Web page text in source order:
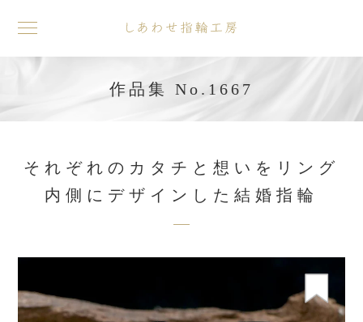
toggle
navigation
作品集 No.1667
それぞれのカタチと想いをリング
内側にデザインした結婚指輪